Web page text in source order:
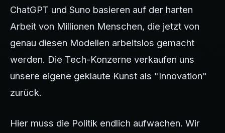
ChatGPT und Suno basieren auf der harten
Arbeit von Millionen Menschen, die jetzt von
genau diesen Modellen arbeitslos gemacht
werden. Die Tech-Konzerne verkaufen uns
unsere eigene geklaute Kunst als "Innovation"
zurück.
Hier muss die Politik endlich aufwachen. Wir